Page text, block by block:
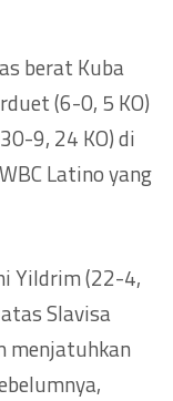
berat Kuba
(6-0, 5 KO)
9, 24 KO) di
Latino yang
Yildrim (22-4,
Slavisa
menjatuhkan